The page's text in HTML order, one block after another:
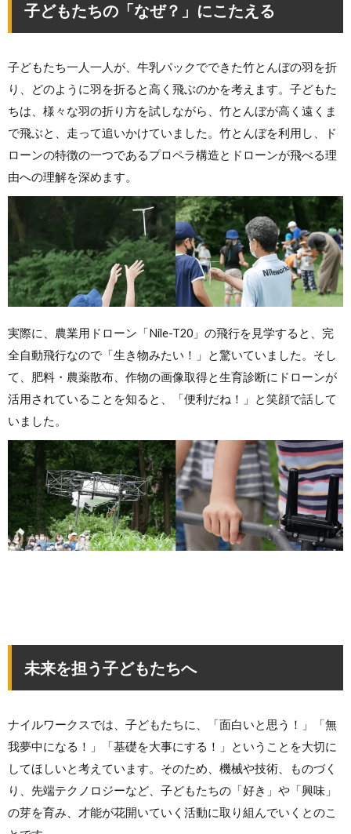
子どもたちの「なぜ？」にこたえる
子どもたち一人一人が、牛乳パックでできた竹とんぼの羽を折
り、どのように羽を折ると高く飛ぶのかを考えます。子どもた
ちは、様々な羽の折り方を試しながら、竹とんぼが高く遠くま
で飛ぶと、走って追いかけていました。竹とんぼを利用し、ド
ローンの特徴の一つであるプロペラ構造とドローンが飛べる理
由への理解を深めます。
実際に、農業用ドローン「Nile-T20」の飛行を見学すると、完
全自動飛行なので「生き物みたい！」と驚いていました。そし
て、肥料・農薬散布、作物の画像取得と生育診断にドローンが
活用されていることを知ると、「便利だね！」と笑顔で話して
いました。
未来を担う子どもたちへ
ナイルワークスでは、子どもたちに、「面白いと思う！」「無
我夢中になる！」「基礎を大事にする！」ということを大切に
してほしいと考えています。そのため、機械や技術、ものづく
り、先端テクノロジーなど、子どもたちの「好き」や「興味」
の芽を育み、才能が花開いていく活動に取り組んでいくとのこ